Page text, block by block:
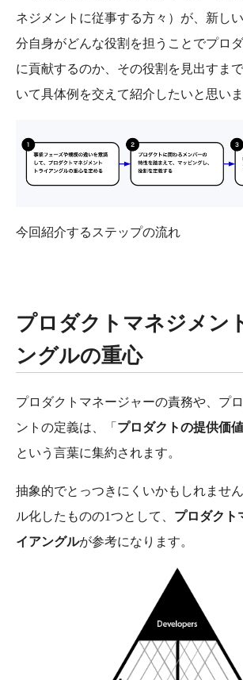
ネジメントに従事する方々）が、新し
分自身がどんな役割を担うことでプロ
に貢献するのか、その役割を見出すま
いて具体例を交えて紹介したいと思いま
今回紹介するステップの流れ
プロダクトマネジメン
ングルの重心
プロダクトマネージャーの責務や、プ
ントの定義は、「 プロダクトの提供価
という言葉に集約されます。
抽象的でとっつきにくいかもしれませ
ル化したものの1つとして、 プロダクト
イアングルが参考になります。